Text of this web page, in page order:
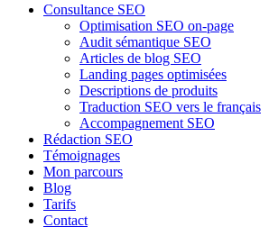
Consultance SEO
Optimisation SEO on-page
Audit sémantique SEO
Articles de blog SEO
Landing pages optimisées
Descriptions de produits
Traduction SEO vers le français
Accompagnement SEO
Rédaction SEO
Témoignages
Mon parcours
Blog
Tarifs
Contact